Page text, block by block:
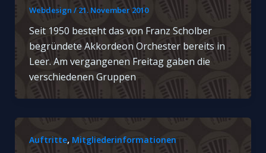
Webdesign / 21. November 2010
Seit 1950 besteht das von Franz Scholber
begründete Akkordeon Orchester bereits in
Leer. Am vergangenen Freitag gaben die
verschiedenen Gruppen
Auftritte, Mitgliederinformationen